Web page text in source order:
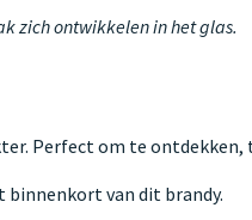
zich ontwikkelen in het glas.
Perfect om te ontdekken,
binnenkort van dit brandy.